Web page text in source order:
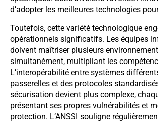
d’adopter les meilleures technologies
Toutefois, cette variété technologique
opérationnels significatifs. Les équipes
doivent maîtriser plusieurs
simultanément, multipliant les
L’interopérabilité entre systèmes
passerelles et des protocoles
sécurisation devient plus complexe,
présentant ses propres vulnérabilités et
protection. L’ANSSI souligne